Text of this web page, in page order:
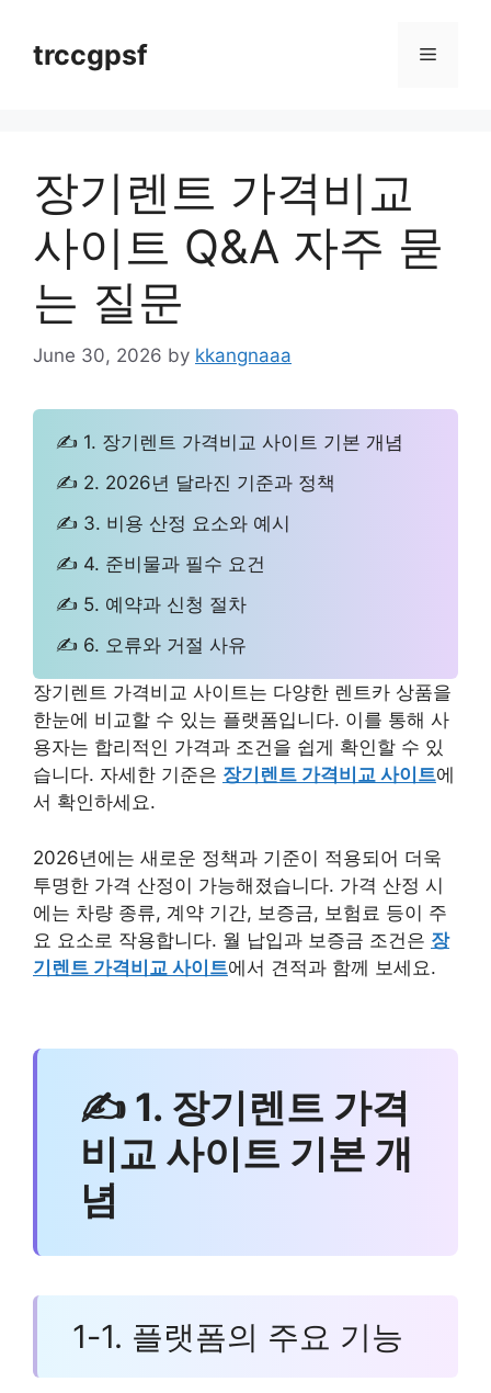
contenttrccgpsf Menu
장기렌트 가격비교
사이트 Q&A 자주 묻
는 질문
June 30, 2026 by kkangnaaa
✍ 1. 장기렌트 가격비교 사이트 기본 개념
✍ 2. 2026년 달라진 기준과 정책
✍ 3. 비용 산정 요소와 예시
✍ 4. 준비물과 필수 요건
✍ 5. 예약과 신청 절차
✍ 6. 오류와 거절 사유
장기렌트 가격비교 사이트는 다양한 렌트카 상품을
한눈에 비교할 수 있는 플랫폼입니다. 이를 통해 사
용자는 합리적인 가격과 조건을 쉽게 확인할 수 있
습니다. 자세한 기준은 장기렌트 가격비교 사이트에
서 확인하세요.
2026년에는 새로운 정책과 기준이 적용되어 더욱
투명한 가격 산정이 가능해졌습니다. 가격 산정 시
에는 차량 종류, 계약 기간, 보증금, 보험료 등이 주
요 요소로 작용합니다. 월 납입과 보증금 조건은 장
기렌트 가격비교 사이트에서 견적과 함께 보세요.
✍ 1. 장기렌트 가격
비교 사이트 기본 개
념
1-1. 플랫폼의 주요 기능